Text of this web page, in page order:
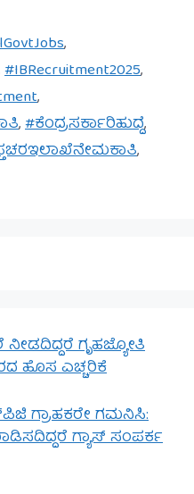
,
#IBRecruitment2025,
,
,#ಕೆಂದ್ರಸರ್ಕಾರಿಹುದ್ದೆ,
,
ನೀಡದಿದ್ದರೆ ಗೃಹಜ್ಯೋತಿ
ಹೊಸ ಎಚ್ಚರಿಕೆ
ಗ್ರಾಹಕರೇ ಗಮನಿಸಿ:
ಗ್ಯಾಸ್ ಸಂಪರ್ಕ